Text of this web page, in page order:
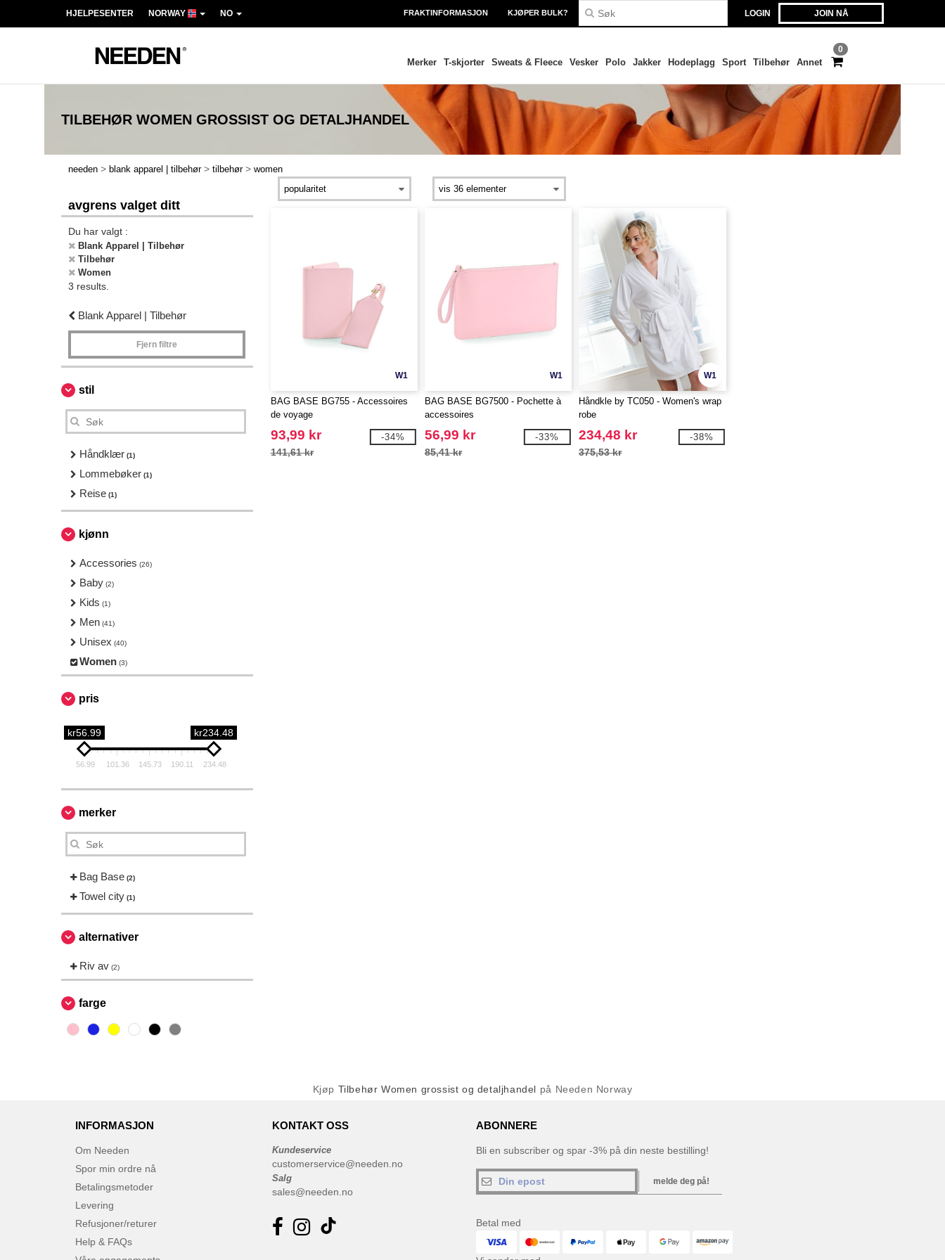
LOGIN JOIN NÅ
HJELPESENTER NORWAY NO FRAKTINFORMASJON KJØPER BULK?
0
Merker T-skjorter Sweats & Fleece Vesker Polo Jakker Hodeplagg Sport Tilbehør Annet
TILBEHØR WOMEN GROSSIST OG DETALJHANDEL
needen > blank apparel | tilbehør > tilbehør > women
avgrens valget ditt
Du har valgt :
Blank Apparel | Tilbehør
Tilbehør
Women
3 results.
Blank Apparel | Tilbehør
Fjern filtre
stil
Håndklær (1)
Lommebøker (1)
Reise (1)
kjønn
Accessories (26)
Baby (2)
Kids (1)
Men (41)
Unisex (40)
Women (3)
pris
kr56.99 kr234.48
56.99 101.36 145.73 190.11 234.48
merker
Bag Base (2)
Towel city (1)
alternativer
Riv av (2)
farge
W1
BAG BASE BG755 - Accessoires
de voyage
93,99 kr
141,61 kr
-34%
W1
BAG BASE BG7500 - Pochette à
accessoires
56,99 kr
85,41 kr
-33%
W1
Håndkle by TC050 - Women's wrap
robe
234,48 kr
375,53 kr
-38%
Kjøp Tilbehør Women grossist og detaljhandel på Needen Norway
INFORMASJON
Om Needen
Spor min ordre nå
Betalingsmetoder
Levering
Refusjoner/returer
Help & FAQs
KONTAKT OSS
Kundeservice
customerservice@needen.no
Salg
sales@needen.no
ABONNERE
Bli en subscriber og spar -3% på din neste bestilling!
melde deg på!
Betal med